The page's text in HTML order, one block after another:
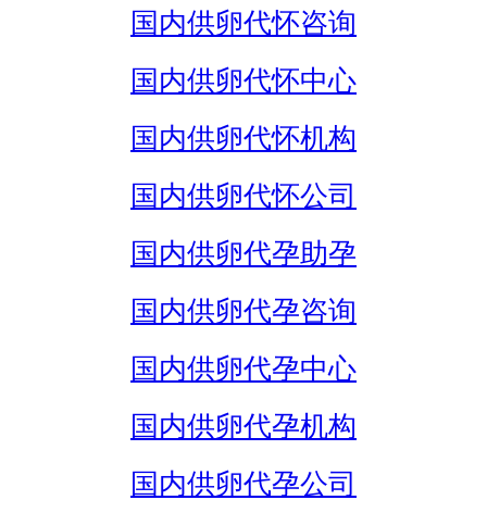
国内供卵代怀咨询
国内供卵代怀中心
国内供卵代怀机构
国内供卵代怀公司
国内供卵代孕助孕
国内供卵代孕咨询
国内供卵代孕中心
国内供卵代孕机构
国内供卵代孕公司